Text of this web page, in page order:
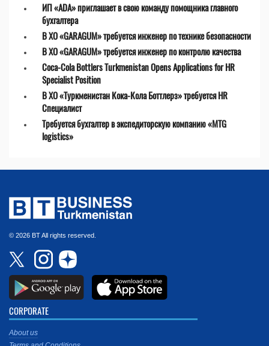
ИП «ADA» приглашает в свою команду помощника главного
бухгалтера
В ХО «GARAGUM» требуется инженер по технике безопасности
В ХО «GARAGUM» требуется инженер по контролю качества
Coca-Cola Bottlers Turkmenistan Opens Applications for HR
Specialist Position
В ХО «Туркменистан Кока-Кола Боттлерз» требуется HR
Специалист
Требуется бухгалтер в экспедиторскую компанию «MTG
logistics»
© 2026 BT All rights reserved.
CORPORATE
About us